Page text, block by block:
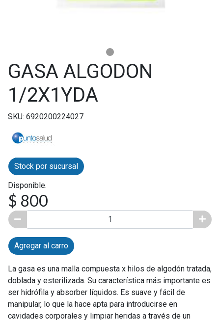
GASA ALGODON
1/2X1YDA
SKU: 6920200224027
Stock por sucursal
Disponible.
$ 800
Agregar al carro
La gasa es una malla compuesta x hilos de algodón tratada,
doblada y esterilizada. Su característica más importante es
ser hidrófila y absorber líquidos. Es suave y fácil de
manipular, lo que la hace apta para introducirse en
cavidades corporales y limpiar heridas a través de un